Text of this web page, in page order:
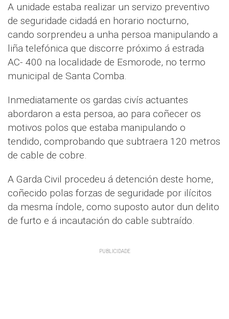
A unidade estaba realizar un servizo preventivo
de seguridade cidadá en horario nocturno,
cando sorprendeu a unha persoa manipulando a
liña telefónica que discorre próximo á estrada
AC- 400 na localidade de Esmorode, no termo
municipal de Santa Comba.
Inmediatamente os gardas civís actuantes
abordaron a esta persoa, ao para coñecer os
motivos polos que estaba manipulando o
tendido, comprobando que subtraera 120 metros
de cable de cobre.
A Garda Civil procedeu á detención deste home,
coñecido polas forzas de seguridade por ilícitos
da mesma índole, como suposto autor dun delito
de furto e á incautación do cable subtraído.